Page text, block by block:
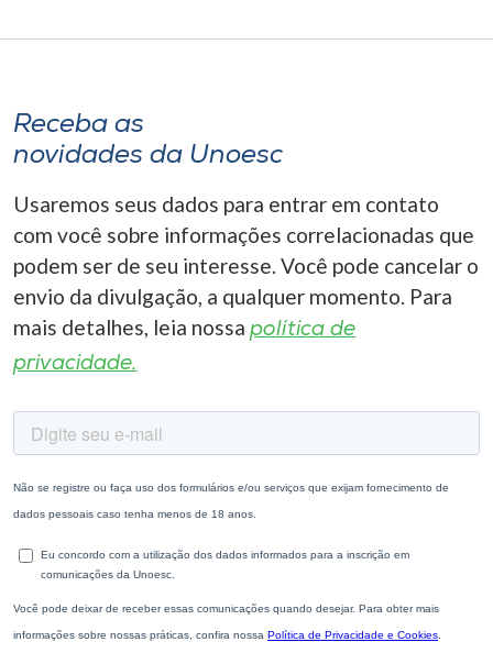
Receba as
novidades da Unoesc
Usaremos seus dados para entrar em contato
com você sobre informações correlacionadas que
podem ser de seu interesse. Você pode cancelar o
envio da divulgação, a qualquer momento. Para
mais detalhes, leia nossa política de
privacidade.